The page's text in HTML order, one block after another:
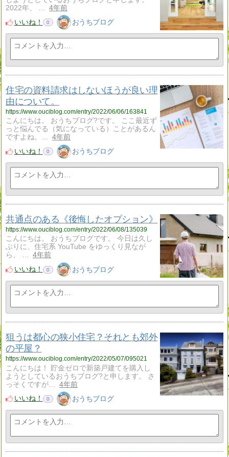
2022年、 …
4年前
いいね！
0 おうちブログ
住宅の資料請求はしないほうが良い理
由について。
https://www.ouciblog.com/entry/2022/06/06/163841
こんにちは。 おうちブログ?です。 ここ最近ず
っと悩んでる（気になっている）ことがあるん
ですよね。…
4年前
いいね！
0 おうちブログ
共通点のある《後悔したオプション》
https://www.ouciblog.com/entry/2022/06/08/135039
こんにちは。 おうちブログです。 今日は久し
ぶりに、住宅系 YouTube をゆっくり見なが
ら、 …
4年前
いいね！
0 おうちブログ
狙うは都心の狭小住宅？それとも郊外
の平屋？
https://www.ouciblog.com/entry/2022/05/07/095021
こんにちは！ 貯金ゼロで新築戸建てを購入し
ようとしているおうちブログ?と申します。 さ
っそくですが…
4年前
いいね！
0 おうちブログ